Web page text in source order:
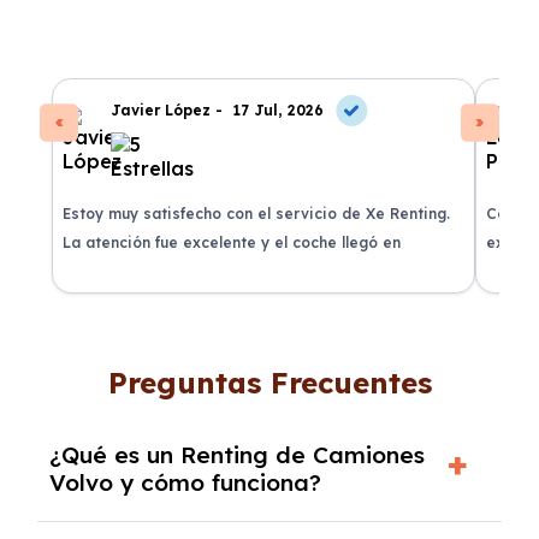
Javier López - 17 Jul, 2026
Estoy muy satisfecho con el servicio de Xe Renting.
La atención fue excelente y el coche llegó en
Preguntas Frecuentes
¿Qué es un Renting de Camiones
Volvo y cómo funciona?